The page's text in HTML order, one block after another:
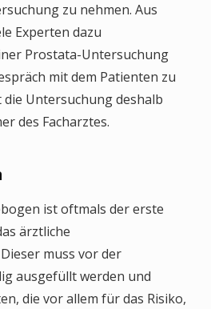
zu nehmen. Aus
Experten dazu
Prostata-Untersuchung
mit dem Patienten zu
Untersuchung deshalb
des Facharztes.
ist oftmals der erste
ärztliche
muss vor der
ausgefüllt werden und
die vor allem für das Risiko,